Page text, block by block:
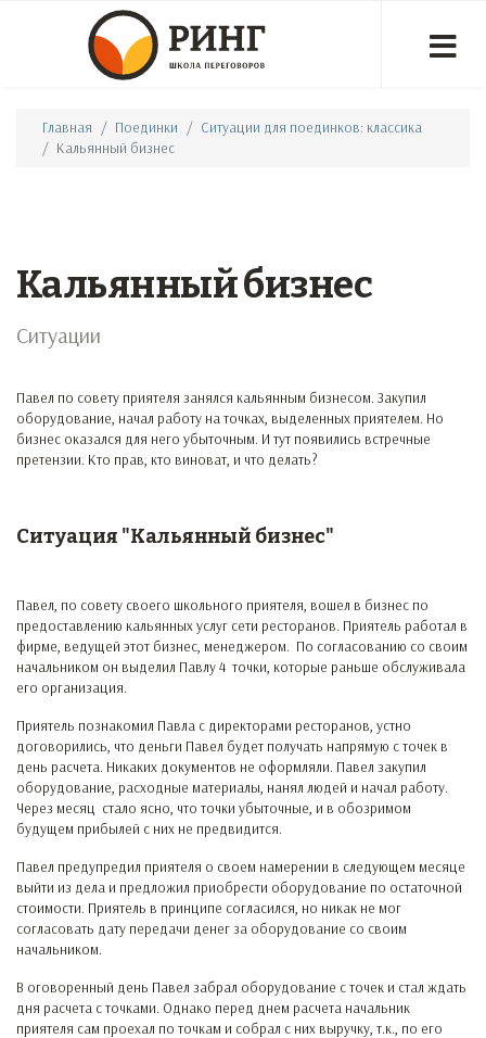
Главная Поединки
Ситуации для поединков: классика
Кальянный бизнес
Кальянный бизнес
Ситуации
Павел по совету приятеля занялся кальянным бизнесом. Закупил
оборудование, начал работу на точках, выделенных приятелем. Но
бизнес оказался для него убыточным. И тут появились встречные
претензии. Кто прав, кто виноват, и что делать?
Ситуация "Кальянный бизнес"
Павел, по совету своего школьного приятеля, вошел в бизнес по
предоставлению кальянных услуг сети ресторанов. Приятель работал в
фирме, ведущей этот бизнес, менеджером. По согласованию со своим
начальником он выделил Павлу 4 точки, которые раньше обслуживала
его организация.
Приятель познакомил Павла с директорами ресторанов, устно
договорились, что деньги Павел будет получать напрямую с точек в
день расчета. Никаких документов не оформляли. Павел закупил
оборудование, расходные материалы, нанял людей и начал работу.
Через месяц стало ясно, что точки убыточные, и в обозримом
будущем прибылей с них не предвидится.
Павел предупредил приятеля о своем намерении в следующем месяце
выйти из дела и предложил приобрести оборудование по остаточной
стоимости. Приятель в принципе согласился, но никак не мог
согласовать дату передачи денег за оборудование со своим
начальником.
В оговоренный день Павел забрал оборудование с точек и стал ждать
дня расчета с точками. Однако перед днем расчета начальник
приятеля сам проехал по точкам и собрал с них выручку, т.к., по его